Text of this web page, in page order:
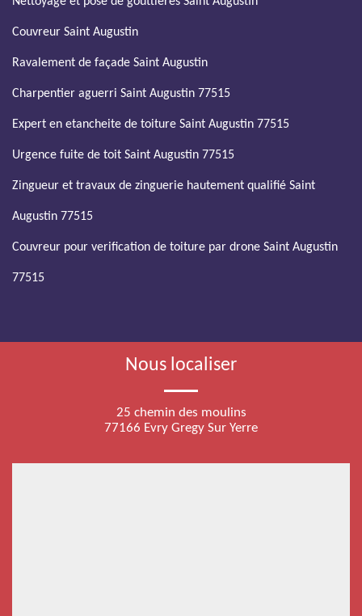
Couvreur Saint Augustin
Ravalement de façade Saint Augustin
Charpentier aguerri Saint Augustin 77515
Expert en etancheite de toiture Saint Augustin 77515
Urgence fuite de toit Saint Augustin 77515
Zingueur et travaux de zinguerie hautement qualifié Saint
Augustin 77515
Couvreur pour verification de toiture par drone Saint Augustin
77515
Nous localiser
25 chemin des moulins
77166 Evry Gregy Sur Yerre